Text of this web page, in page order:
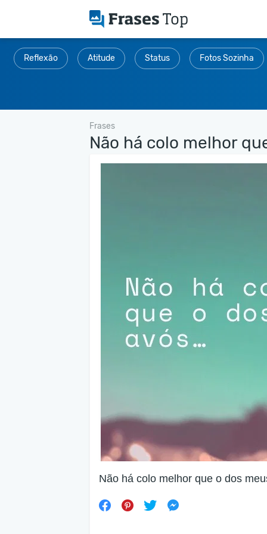
Reflexão Atitude Status Fotos Sozinha
Frases
Não há colo melhor
Não há colo melhor que o dos